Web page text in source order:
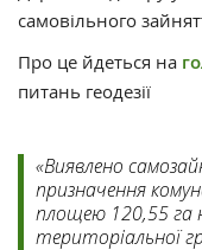
самовільного
Про це йдеться на
питань геодезії
«Виявлено
призначення
площею 120,55 га
територіальної